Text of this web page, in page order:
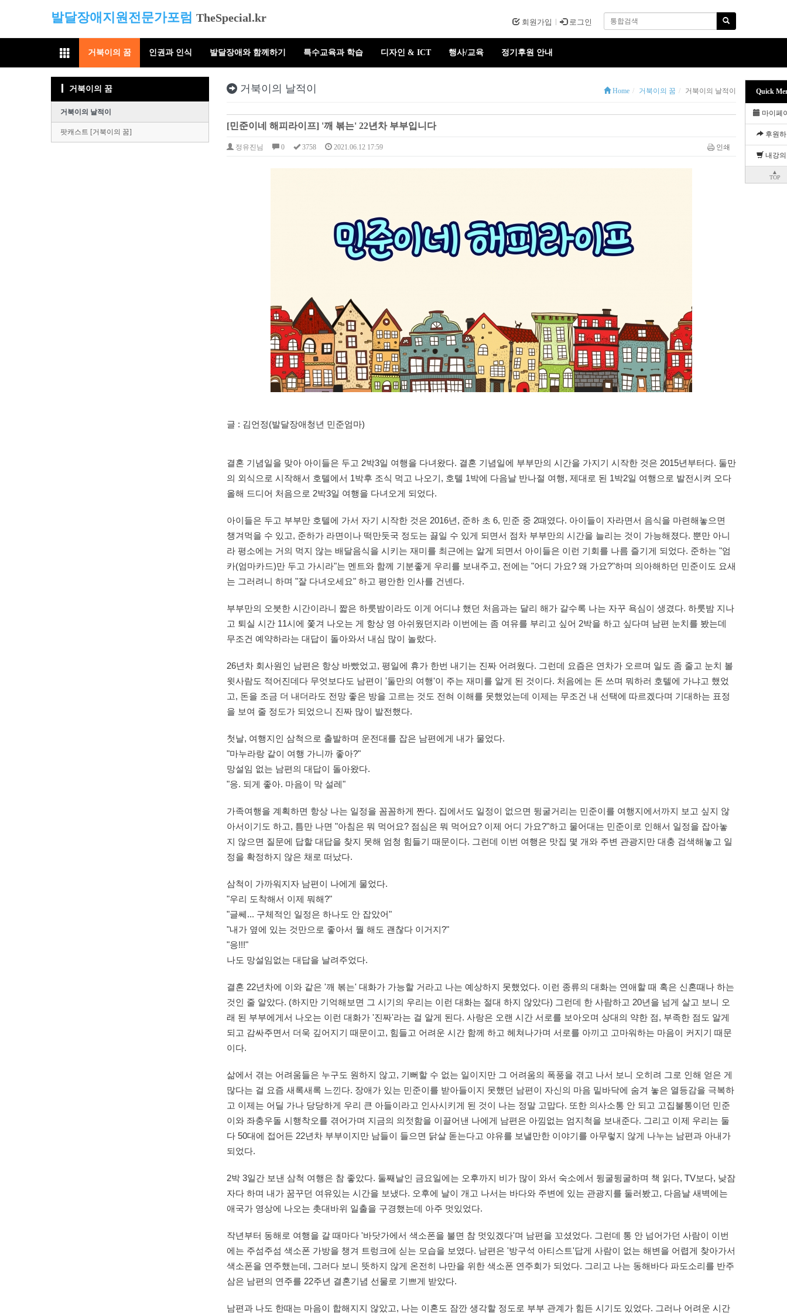
발달장애지원전문가포럼 TheSpecial.kr 회원가입 로그인
거북이의 꿈 인권과 인식 발달장애와 함께하기 특수교육과 학습 디자인 & ICT 행사/교육 정기후원 안내
거북이의 날적이 Home 거북이의 꿈 거북이의 날적이
[민준이네 해피라이프] '깨 볶는' 22년차 부부입니다
정유진님 0 3758 2021.06.12 17:59 인쇄
글 : 김언정(발달장애청년 민준엄마)
결혼 기념일을 맞아 아이들은 두고 2박3일 여행을 다녀왔다. 결혼 기념일에 부부만의 시간을 가지기 시작한 것은 2015년부터다. 둘만
의 외식으로 시작해서 호텔에서 1박후 조식 먹고 나오기, 호텔 1박에 다음날 반나절 여행, 제대로 된 1박2일 여행으로 발전시켜 오다
올해 드디어 처음으로 2박3일 여행을 다녀오게 되었다.
아이들은 두고 부부만 호텔에 가서 자기 시작한 것은 2016년, 준하 초 6, 민준 중 2때였다. 아이들이 자라면서 음식을 마련해놓으면
챙겨먹을 수 있고, 준하가 라면이나 떡만둣국 정도는 끓일 수 있게 되면서 점차 부부만의 시간을 늘리는 것이 가능해졌다. 뿐만 아니
라 평소에는 거의 먹지 않는 배달음식을 시키는 재미를 최근에는 알게 되면서 아이들은 이런 기회를 나름 즐기게 되었다. 준하는 "엄
카(엄마카드)만 두고 가시라"는 멘트와 함께 기분좋게 우리를 보내주고, 전에는 "어디 가요? 왜 가요?"하며 의아해하던 민준이도 요새
는 그러려니 하며 "잘 다녀오세요" 하고 평안한 인사를 건넨다.
부부만의 오붓한 시간이라니 짧은 하룻밤이라도 이게 어디냐 했던 처음과는 달리 해가 갈수록 나는 자꾸 욕심이 생겼다. 하룻밤 지나
고 퇴실 시간 11시에 쫓겨 나오는 게 항상 영 아쉬웠던지라 이번에는 좀 여유를 부리고 싶어 2박을 하고 싶다며 남편 눈치를 봤는데
무조건 예약하라는 대답이 돌아와서 내심 많이 놀랐다.
26년차 회사원인 남편은 항상 바빴었고, 평일에 휴가 한번 내기는 진짜 어려웠다. 그런데 요즘은 연차가 오르며 일도 좀 줄고 눈치 볼
윗사람도 적어진데다 무엇보다도 남편이 '둘만의 여행'이 주는 재미를 알게 된 것이다. 처음에는 돈 쓰며 뭐하러 호텔에 가냐고 했었
고, 돈을 조금 더 내더라도 전망 좋은 방을 고르는 것도 전혀 이해를 못했었는데 이제는 무조건 내 선택에 따르겠다며 기대하는 표정
을 보여 줄 정도가 되었으니 진짜 많이 발전했다.
첫날, 여행지인 삼척으로 출발하며 운전대를 잡은 남편에게 내가 물었다.
"마누라랑 같이 여행 가니까 좋아?"
망설임 없는 남편의 대답이 돌아왔다.
"응. 되게 좋아. 마음이 막 설레"
가족여행을 계획하면 항상 나는 일정을 꼼꼼하게 짠다. 집에서도 일정이 없으면 뒹굴거리는 민준이를 여행지에서까지 보고 싶지 않
아서이기도 하고, 틈만 나면 "아침은 뭐 먹어요? 점심은 뭐 먹어요? 이제 어디 가요?"하고 물어대는 민준이로 인해서 일정을 잡아놓
지 않으면 질문에 답할 대답을 찾지 못해 엄청 힘들기 때문이다. 그런데 이번 여행은 맛집 몇 개와 주변 관광지만 대충 검색해놓고 일
정을 확정하지 않은 채로 떠났다.
삼척이 가까워지자 남편이 나에게 물었다.
"우리 도착해서 이제 뭐해?"
"글쎄... 구체적인 일정은 하나도 안 잡았어"
"내가 옆에 있는 것만으로 좋아서 뭘 해도 괜찮다 이거지?"
"응!!!"
나도 망설임없는 대답을 날려주었다.
결혼 22년차에 이와 같은 '깨 볶는' 대화가 가능할 거라고 나는 예상하지 못했었다. 이런 종류의 대화는 연애할 때 혹은 신혼때나 하는
것인 줄 알았다. (하지만 기억해보면 그 시기의 우리는 이런 대화는 절대 하지 않았다) 그런데 한 사람하고 20년을 넘게 살고 보니 오
래 된 부부에게서 나오는 이런 대화가 '진짜'라는 걸 알게 된다. 사랑은 오랜 시간 서로를 보아오며 상대의 약한 점, 부족한 점도 알게
되고 감싸주면서 더욱 깊어지기 때문이고, 힘들고 어려운 시간 함께 하고 헤쳐나가며 서로를 아끼고 고마워하는 마음이 커지기 때문
이다.
삶에서 겪는 어려움들은 누구도 원하지 않고, 기뻐할 수 없는 일이지만 그 어려움의 폭풍을 겪고 나서 보니 오히려 그로 인해 얻은 게
많다는 걸 요즘 새록새록 느낀다. 장애가 있는 민준이를 받아들이지 못했던 남편이 자신의 마음 밑바닥에 숨겨 놓은 열등감을 극복하
고 이제는 어딜 가나 당당하게 우리 큰 아들이라고 인사시키게 된 것이 나는 정말 고맙다. 또한 의사소통 안 되고 고집불통이던 민준
이와 좌충우돌 시행착오를 겪어가며 지금의 의젓함을 이끌어낸 나에게 남편은 아낌없는 엄지척을 보내준다. 그리고 이제 우리는 둘
다 50대에 접어든 22년차 부부이지만 남들이 들으면 닭살 돋는다고 야유를 보낼만한 이야기를 아무렇지 않게 나누는 남편과 아내가
되었다.
2박 3일간 보낸 삼척 여행은 참 좋았다. 둘째날인 금요일에는 오후까지 비가 많이 와서 숙소에서 뒹굴뒹굴하며 책 읽다, TV보다, 낮잠
자다 하며 내가 꿈꾸던 여유있는 시간을 보냈다. 오후에 날이 개고 나서는 바다와 주변에 있는 관광지를 둘러봤고, 다음날 새벽에는
애국가 영상에 나오는 촛대바위 일출을 구경했는데 아주 멋있었다.
작년부터 동해로 여행을 갈 때마다 '바닷가에서 색소폰을 불면 참 멋있겠다'며 남편을 꼬셨었다. 그런데 통 안 넘어가던 사람이 이번
에는 주섬주섬 색소폰 가방을 챙겨 트렁크에 싣는 모습을 보였다. 남편은 '방구석 아티스트'답게 사람이 없는 해변을 어렵게 찾아가서
색소폰을 연주했는데, 그러다 보니 뜻하지 않게 온전히 나만을 위한 색소폰 연주회가 되었다. 그리고 나는 동해바다 파도소리를 반주
삼은 남편의 연주를 22주년 결혼기념 선물로 기쁘게 받았다.
남편과 나도 한때는 마음이 합해지지 않았고, 나는 이혼도 잠깐 생각할 정도로 부부 관계가 힘든 시기도 있었다. 그러나 어려운 시간
거북이의 꿈
거북이의 날적이
팟캐스트 [거북이의 꿈]
Quick
마이페
후원하
내강
▲
TOP